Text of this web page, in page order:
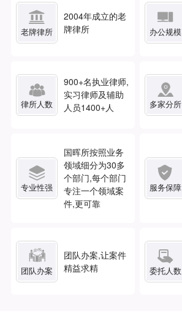

老牌律所
2004年成立的老
牌律所

办公规模

律所人数
900+名执业律师,
实习律师及辅助
人员1400+人

多家分所

专业性强
国晖所按照业务
领域细分为30多
个部门,每个部门
专注一个领域案
件,更可靠

服务保障

团队办案
团队办案,让案件
精益求精

委托人数